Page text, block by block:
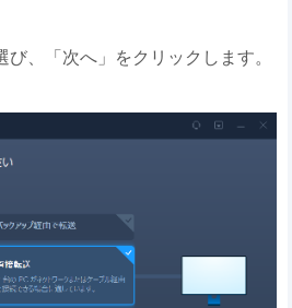
、「次へ」をクリックします。